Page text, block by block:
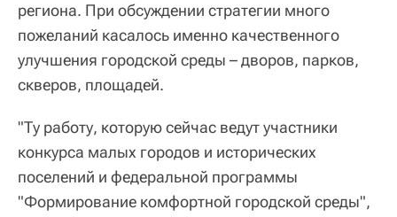
региона. При обсуждении стратегии много
пожеланий касалось именно качественного
улучшения городской среды – дворов, парков,
скверов, площадей.
"Ту работу, которую сейчас ведут участники
конкурса малых городов и исторических
поселений и федеральной программы
"Формирование комфортной городской среды",